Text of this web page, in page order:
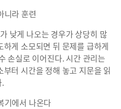
니라 훈련
낮게 나오는 경우가 상당히 많
게 소모되면 뒤 문제를 급하게
손실로 이어진다. 시간 관리는
부터 시간을 정해 놓고 지문을 읽
기에서 나온다